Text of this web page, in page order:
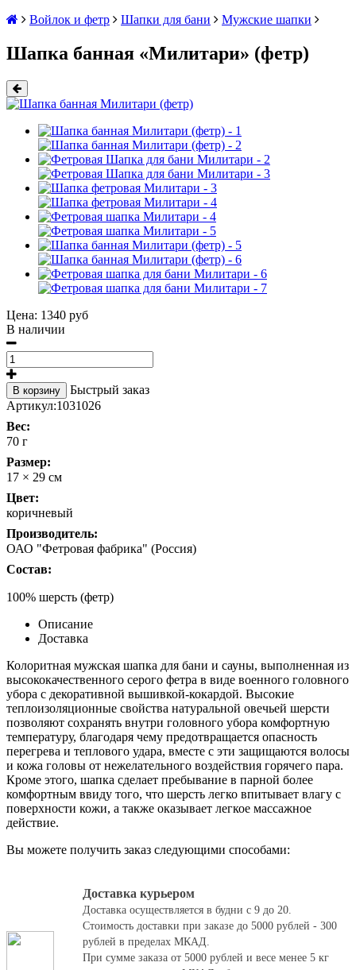
Войлок и фетр
Шапки для бани Мужские шапки
Шапка банная «Милитари» (фетр)
Цена: 1340 руб
В наличии
В корзину
Быстрый заказ
Артикул:1031026
Вес:
70 г
Размер:
17 × 29 см
Цвет:
коричневый
Производитель:
ОАО "Фетровая фабрика" (Россия)
Состав:
100% шерсть (фетр)
Описание
Доставка
Колоритная мужская шапка для бани и сауны, выполненная из
высококачественного серого фетра в виде военного головного
убора с декоративной вышивкой-кокардой. Высокие
теплоизоляционные свойства натуральной овечьей шерсти
позволяют сохранять внутри головного убора комфортную
температуру, благодаря чему предотвращается опасность
перегрева и теплового удара, вместе с эти защищаются волосы
и кожа головы от нежелательного воздействия горячего пара.
Кроме этого, шапка сделает пребывание в парной более
комфортным ввиду того, что шерсть легко впитывает влагу с
поверхности кожи, а также оказывает легкое массажное
действие.
Вы можете получить заказ следующими способами:
Доставка курьером
Доставка осуществляется в будни с 9 до 20.
Стоимость доставки при заказе до 5000 рублей - 300
рублей в пределах МКАД.
При сумме заказа от 5000 рублей и весе менее 5 кг